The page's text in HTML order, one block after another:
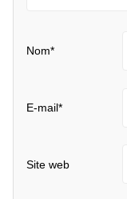
Nom*
E-mail*
Site web